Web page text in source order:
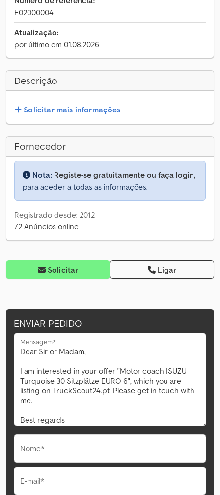
E02000004
Atualização:
por último em 01.08.2026
Descrição
Solicitar mais informações
Fornecedor
Nota: Registe-se gratuitamente ou faça login,
para aceder a todas as informações.
Registrado desde: 2012
72 Anúncios online
Solicitar Ligar
ENVIAR PEDIDO
Mensagem*
Nome*
E-mail*